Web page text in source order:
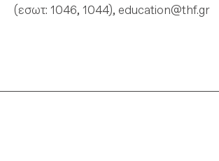
(εσωτ: 1046, 1044), education@thf.gr